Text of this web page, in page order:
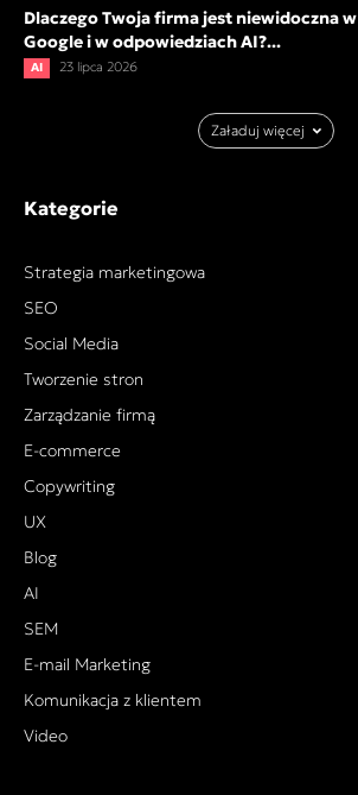
Dlaczego Twoja firma jest niewidoczna w
Google i w odpowiedziach AI?...
AI 23 lipca 2026
Załaduj więcej
Kategorie
Strategia marketingowa
SEO
Social Media
Tworzenie stron
Zarządzanie firmą
E-commerce
Copywriting
UX
Blog
AI
SEM
E-mail Marketing
Komunikacja z klientem
Video